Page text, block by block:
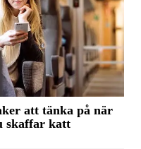
att tänka på när
skaffar katt